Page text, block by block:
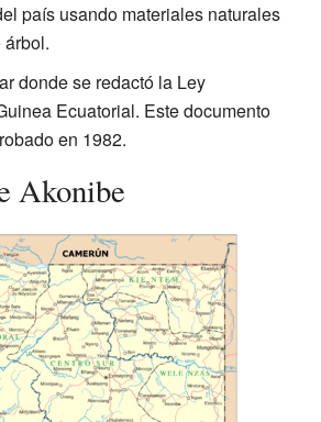
país usando materiales naturales
árbol.
donde se redactó la Ley
Ecuatorial. Este documento
en 1982.
Akonibe